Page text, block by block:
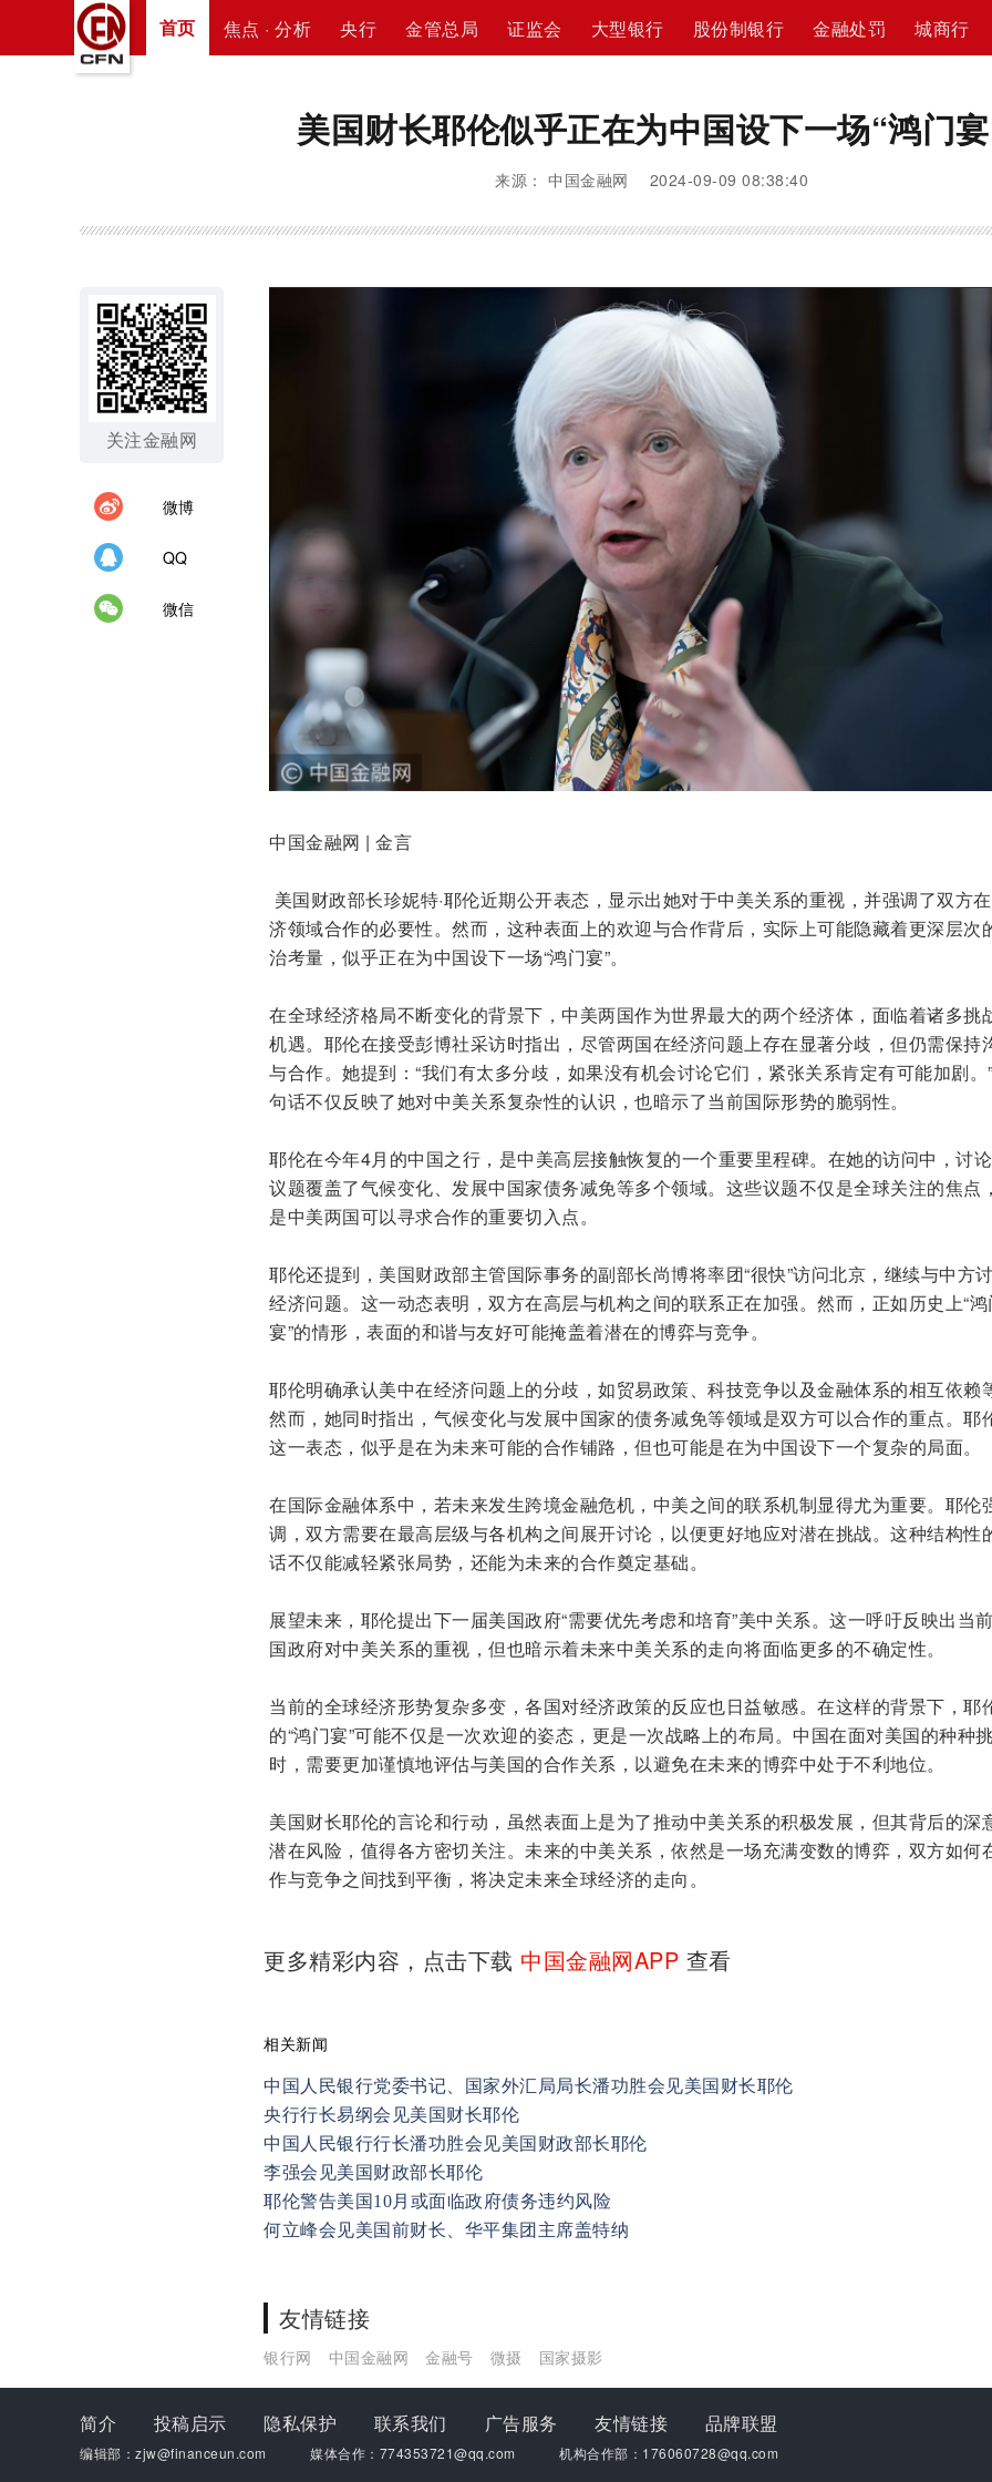
首页 焦点 · 分析 央行 金管总局 证监会 大型银行 股份制银行 金融处罚 城商行
美国财长耶伦似乎正在为中国设下一场“鸿门
来源： 中国金融网 2024-09-09 08:38:40
关注金融网
微博
QQ
微信
中国金融网 | 金言
美国财政部长珍妮特·耶伦近期公开表态，显示出她对于中美关系的重视，并强调了双方
济领域合作的必要性。然而，这种表面上的欢迎与合作背后，实际上可能隐藏着更深层次
治考量，似乎正在为中国设下一场“鸿门宴”。
在全球经济格局不断变化的背景下，中美两国作为世界最大的两个经济体，面临着诸多挑
机遇。耶伦在接受彭博社采访时指出，尽管两国在经济问题上存在显著分歧，但仍需保持
与合作。她提到：“我们有太多分歧，如果没有机会讨论它们，紧张关系肯定有可能加剧。
句话不仅反映了她对中美关系复杂性的认识，也暗示了当前国际形势的脆弱性。
耶伦在今年4月的中国之行，是中美高层接触恢复的一个重要里程碑。在她的访问中，讨
议题覆盖了气候变化、发展中国家债务减免等多个领域。这些议题不仅是全球关注的焦点
是中美两国可以寻求合作的重要切入点。
耶伦还提到，美国财政部主管国际事务的副部长尚博将率团“很快”访问北京，继续与中方
经济问题。这一动态表明，双方在高层与机构之间的联系正在加强。然而，正如历史上“
宴”的情形，表面的和谐与友好可能掩盖着潜在的博弈与竞争。
耶伦明确承认美中在经济问题上的分歧，如贸易政策、科技竞争以及金融体系的相互依赖
然而，她同时指出，气候变化与发展中国家的债务减免等领域是双方可以合作的重点。耶
这一表态，似乎是在为未来可能的合作铺路，但也可能是在为中国设下一个复杂的局面。
在国际金融体系中，若未来发生跨境金融危机，中美之间的联系机制显得尤为重要。耶伦
调，双方需要在最高层级与各机构之间展开讨论，以便更好地应对潜在挑战。这种结构性
话不仅能减轻紧张局势，还能为未来的合作奠定基础。
展望未来，耶伦提出下一届美国政府“需要优先考虑和培育”美中关系。这一呼吁反映出当
国政府对中美关系的重视，但也暗示着未来中美关系的走向将面临更多的不确定性。
当前的全球经济形势复杂多变，各国对经济政策的反应也日益敏感。在这样的背景下，耶
的“鸿门宴”可能不仅是一次欢迎的姿态，更是一次战略上的布局。中国在面对美国的种种
时，需要更加谨慎地评估与美国的合作关系，以避免在未来的博弈中处于不利地位。
美国财长耶伦的言论和行动，虽然表面上是为了推动中美关系的积极发展，但其背后的深
潜在风险，值得各方密切关注。未来的中美关系，依然是一场充满变数的博弈，双方如何
作与竞争之间找到平衡，将决定未来全球经济的走向。
更多精彩内容，点击下载 中国金融网APP 查看
相关新闻
中国人民银行党委书记、国家外汇局局长潘功胜会见美国财长耶伦
央行行长易纲会见美国财长耶伦
中国人民银行行长潘功胜会见美国财政部长耶伦
李强会见美国财政部长耶伦
耶伦警告美国10月或面临政府债务违约风险
何立峰会见美国前财长、华平集团主席盖特纳
友情链接
银行网 中国金融网 金融号 微摄 国家摄影
简介 投稿启示 隐私保护 联系我们 广告服务 友情链接 品牌联盟
编辑部：zjw@financeun.com 媒体合作：774353721@qq.com 机构合作部：176060728@qq.com